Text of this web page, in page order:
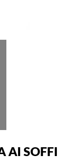
AI SOFFI